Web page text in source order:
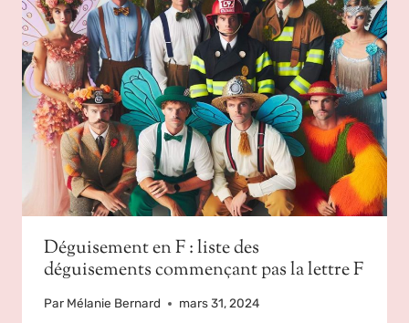
Déguisement en F : liste des
déguisements commençant pas la lettre F
Par Mélanie Bernard mars 31, 2024